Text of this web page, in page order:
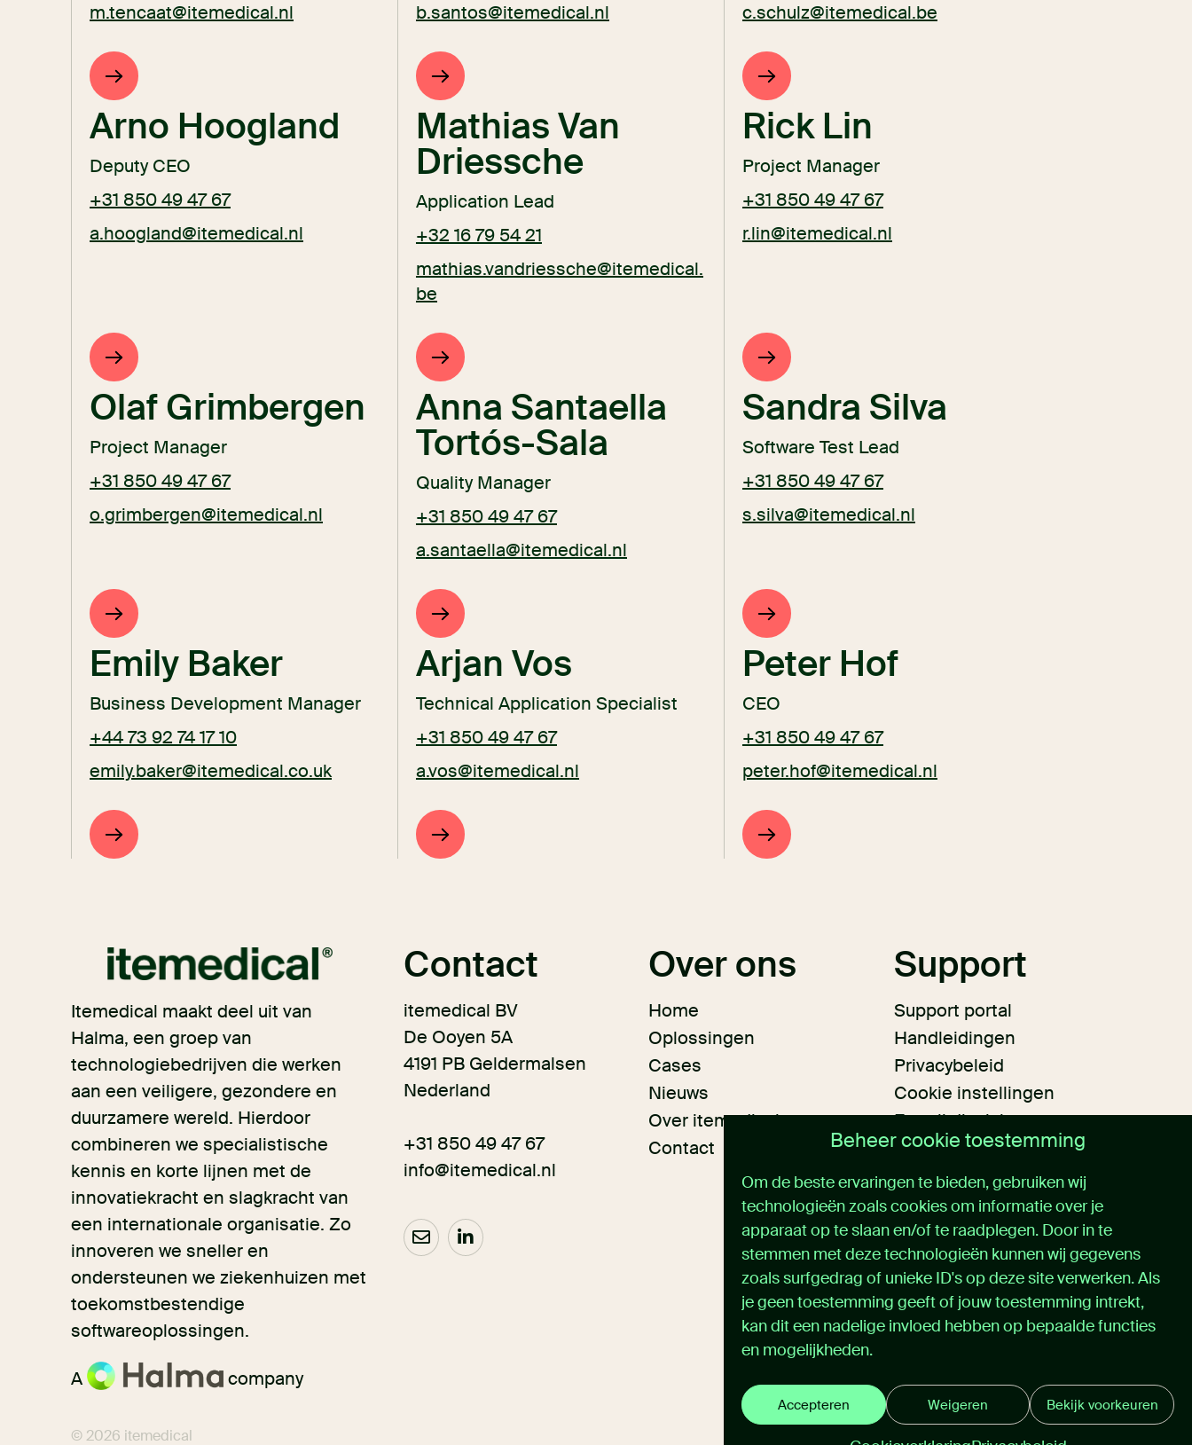
Beheer cookie toestemming
Om de beste ervaringen te bieden, gebruiken wij
technologieën zoals cookies om informatie over je
apparaat op te slaan en/of te raadplegen. Door in te
stemmen met deze technologieën kunnen wij gegevens
zoals surfgedrag of unieke ID's op deze site verwerken. Als
je geen toestemming geeft of jouw toestemming intrekt,
kan dit een nadelige invloed hebben op bepaalde functies
en mogelijkheden.
Accepteren Weigeren Bekijk voorkeuren
m.tencaat@itemedical.nl
b.santos@itemedical.nl
c.schulz@itemedical.be
Arno Hoogland
Deputy CEO
+31 850 49 47 67
a.hoogland@itemedical.nl
Mathias Van
Driessche
Application Lead
+32 16 79 54 21
mathias.vandriessche@itemedical.
be
Rick Lin
Project Manager
+31 850 49 47 67
r.lin@itemedical.nl
Olaf Grimbergen
Project Manager
+31 850 49 47 67
o.grimbergen@itemedical.nl
Anna Santaella
Tortós-Sala
Quality Manager
+31 850 49 47 67
a.santaella@itemedical.nl
Sandra Silva
Software Test Lead
+31 850 49 47 67
s.silva@itemedical.nl
Emily Baker
Business Development Manager
+44 73 92 74 17 10
emily.baker@itemedical.co.uk
Arjan Vos
Technical Application Specialist
+31 850 49 47 67
a.vos@itemedical.nl
Peter Hof
CEO
+31 850 49 47 67
peter.hof@itemedical.nl
Itemedical maakt deel uit van
Halma, een groep van
technologiebedrijven die werken
aan een veiligere, gezondere en
duurzamere wereld. Hierdoor
combineren we specialistische
kennis en korte lijnen met de
innovatiekracht en slagkracht van
een internationale organisatie. Zo
innoveren we sneller en
ondersteunen we ziekenhuizen met
toekomstbestendige
softwareoplossingen.
A company
Contact
itemedical BV
De Ooyen 5A
4191 PB Geldermalsen
Nederland
+31 850 49 47 67
info@itemedical.nl
Over ons
Home
Oplossingen
Cases
Nieuws
Over itemedical
Contact
Support
Support portal
Handleidingen
Privacybeleid
Cookie instellingen
E-mail disclaimer
Algemene voorwaarden
© 2026 itemedical